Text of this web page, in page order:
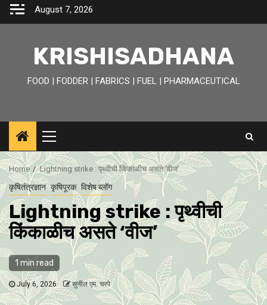
Skip
August 7, 2026
KRISHISADHANA
FOOD | FODDER | FABRICS | FUEL | PHARMACEUTICAL
Primary
Menu
Home Lightning strike : पृथ्वीची किंकाळीच असते ‘वीज’
कृषितंत्रज्ञान कृषिपूरक विशेष ब्लॉग
Lightning strike : पृथ्वीची
किंकाळीच असते ‘वीज’
1 min read
July 6, 2026 सुनील एम. चरपे